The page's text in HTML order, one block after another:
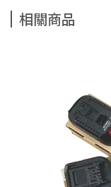
相關商品